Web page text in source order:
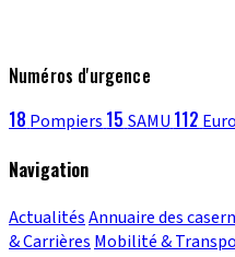
Numéros d'urgence
18 Pompiers 15 SAMU 112
Navigation
ActualitésAnnuaire des
& Carrières Mobilité &